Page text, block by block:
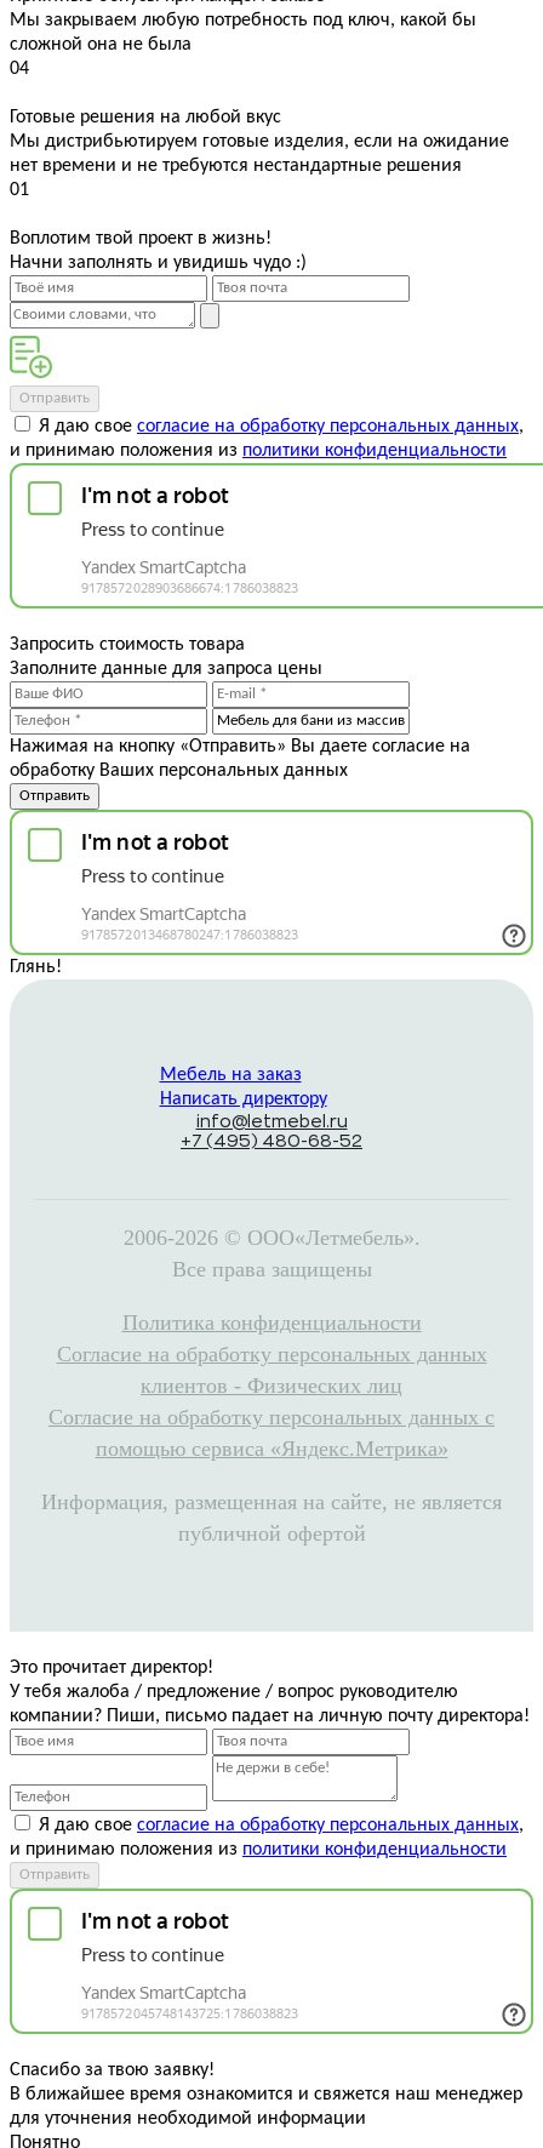
Мы закрываем любую потребность под ключ, какой бы
сложной она не была
04
Готовые решения на любой вкус
Мы дистрибьютируем готовые изделия, если на ожидание
нет времени и не требуются нестандартные решения
01
Воплотим твой проект в жизнь!
Начни заполнять и увидишь чудо :)
Отправить
Я даю свое согласие на обработку персональных данных,
и принимаю положения из политики конфиденциальности
Запросить стоимость товара
Заполните данные для запроса цены
Нажимая на кнопку «Отправить» Вы даете согласие на
обработку Ваших персональных данных
Отправить
Глянь!
Мебель на заказ
Написать директору
info@letmebel.ru
+7 (495) 480-68-52
2006-2026 © ООО«Летмебель».
Все права защищены
Политика конфиденциальности
Согласие на обработку персональных данных
клиентов - Физических лиц
Согласие на обработку персональных данных с
помощью сервиса «Яндекс.Метрика»
Информация, размещенная на сайте, не является
публичной офертой
Это прочитает директор!
У тебя жалоба / предложение / вопрос руководителю
компании? Пиши, письмо падает на личную почту директора!
Я даю свое согласие на обработку персональных данных,
и принимаю положения из политики конфиденциальности
Отправить
Спасибо за твою заявку!
В ближайшее время ознакомится и свяжется наш менеджер
для уточнения необходимой информации
Понятно